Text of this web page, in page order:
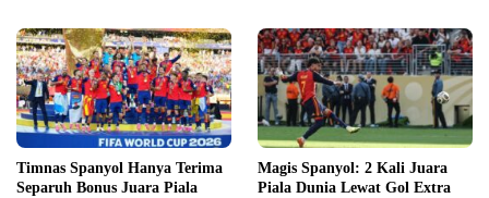
Timnas Spanyol Hanya Terima
Separuh Bonus Juara Piala
Magis Spanyol: 2 Kali Juara
Piala Dunia Lewat Gol Extra